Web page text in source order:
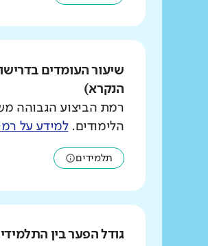
שיעור העומדים
הנקרא)
רמת הביצוע הגבוהה
הלימודים.למידע על
תלמידים
גודל הפער בין